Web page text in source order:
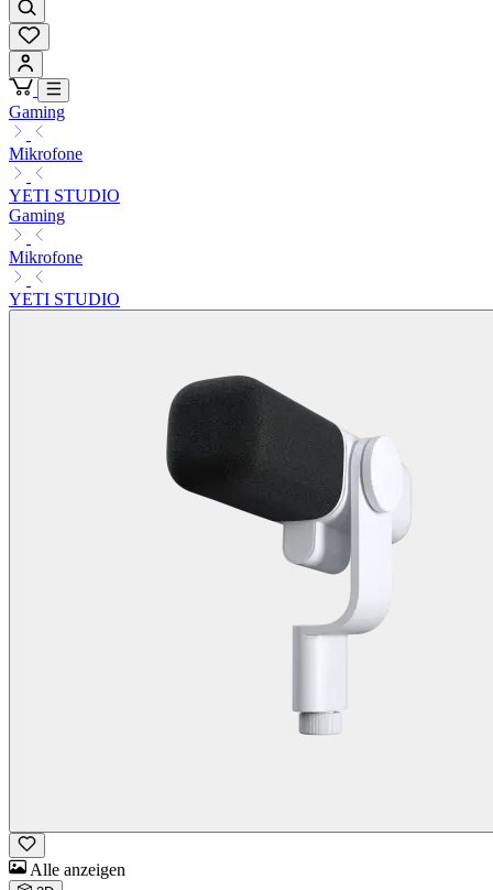
Gaming
Mikrofone
YETI STUDIO
Gaming
Mikrofone
YETI STUDIO
Alle anzeigen